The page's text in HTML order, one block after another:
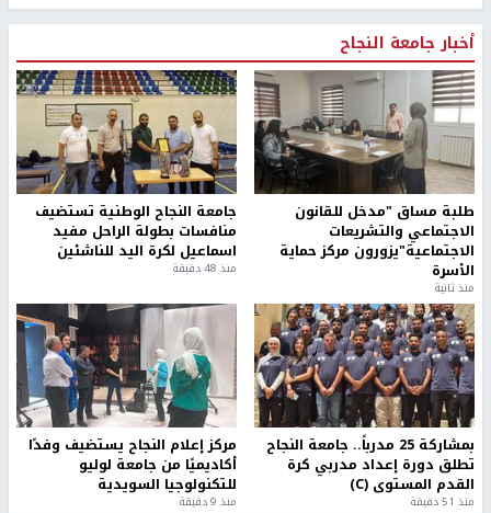
أخبار جامعة النجاح
طلبة مساق "مدخل للقانون
الاجتماعي والتشريعات
الاجتماعية"يزورون مركز حماية
الأسرة
منذ ثانية
جامعة النجاح الوطنية تستضيف
منافسات بطولة الراحل مفيد
اسماعيل لكرة اليد للناشئين
منذ 48 دقيقة
بمشاركة 25 مدرباً.. جامعة النجاح
تطلق دورة إعداد مدربي كرة
القدم المستوى (C)
منذ 51 دقيقة
مركز إعلام النجاح يستضيف وفدًا
أكاديميًا من جامعة لوليو
للتكنولوجيا السويدية
منذ 9 دقيقة